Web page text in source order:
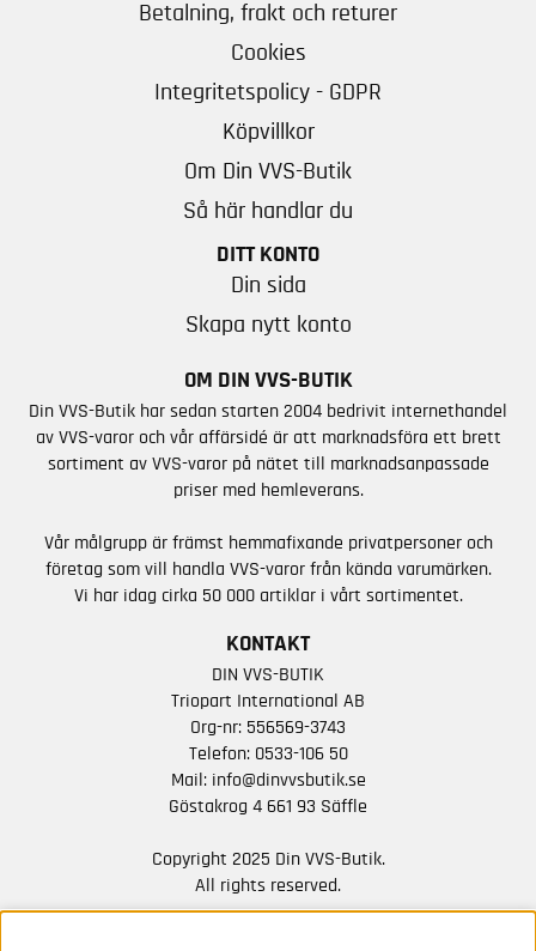
Betalning, frakt och returer
Cookies
Integritetspolicy - GDPR
Köpvillkor
Om Din VVS-Butik
Så här handlar du
DITT KONTO
Din sida
Skapa nytt konto
OM DIN VVS-BUTIK
Din VVS-Butik har sedan starten 2004 bedrivit internethandel
av VVS-varor och vår affärsidé är att marknadsföra ett brett
sortiment av VVS-varor på nätet till marknadsanpassade
priser med hemleverans.
Vår målgrupp är främst hemmafixande privatpersoner och
företag som vill handla VVS-varor från kända varumärken.
Vi har idag cirka 50 000 artiklar i vårt sortimentet.
KONTAKT
DIN VVS-BUTIK
Triopart International AB
Org-nr: 556569-3743
Telefon: 0533-106 50
Mail: info@dinvvsbutik.se
Göstakrog 4 661 93 Säffle
Copyright 2025 Din VVS-Butik.
All rights reserved.